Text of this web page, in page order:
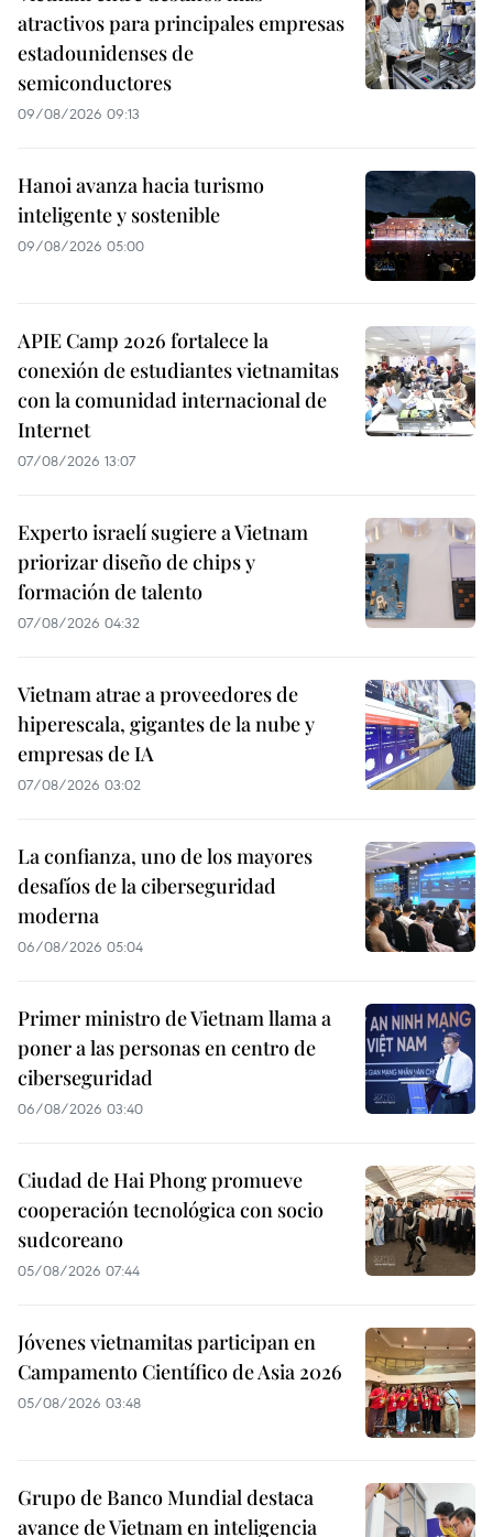
atractivos para principales empresas
estadounidenses de
semiconductores
09/08/2026 09:13
Hanoi avanza hacia turismo
inteligente y sostenible
09/08/2026 05:00
APIE Camp 2026 fortalece la
conexión de estudiantes vietnamitas
con la comunidad internacional de
Internet
07/08/2026 13:07
Experto israelí sugiere a Vietnam
priorizar diseño de chips y
formación de talento
07/08/2026 04:32
Vietnam atrae a proveedores de
hiperescala, gigantes de la nube y
empresas de IA
07/08/2026 03:02
La confianza, uno de los mayores
desafíos de la ciberseguridad
moderna
06/08/2026 05:04
Primer ministro de Vietnam llama a
poner a las personas en centro de
ciberseguridad
06/08/2026 03:40
Ciudad de Hai Phong promueve
cooperación tecnológica con socio
sudcoreano
05/08/2026 07:44
Jóvenes vietnamitas participan en
Campamento Científico de Asia 2026
05/08/2026 03:48
Grupo de Banco Mundial destaca
avance de Vietnam en inteligencia